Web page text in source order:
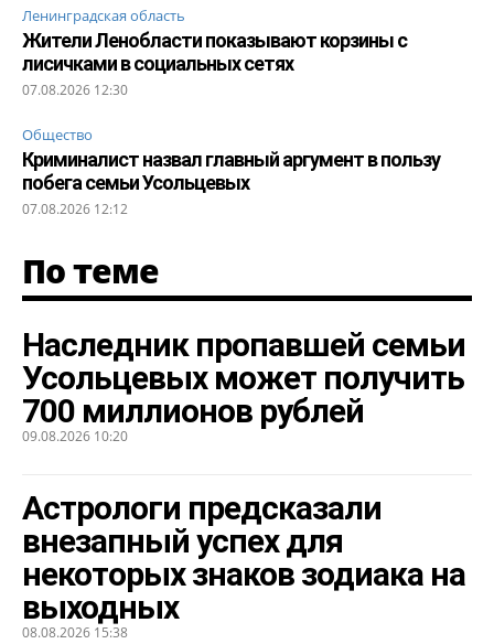
Ленинградская область
Жители Ленобласти показывают корзины с
лисичками в социальных сетях
07.08.2026 12:30
Общество
Криминалист назвал главный аргумент в пользу
побега семьи Усольцевых
07.08.2026 12:12
По теме
Наследник пропавшей семьи
Усольцевых может получить
700 миллионов рублей
09.08.2026 10:20
Астрологи предсказали
внезапный успех для
некоторых знаков зодиака на
выходных
08.08.2026 15:38